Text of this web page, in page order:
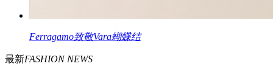
Ferragamo致敬Vara蝴蝶结
最新FASHION NEWS